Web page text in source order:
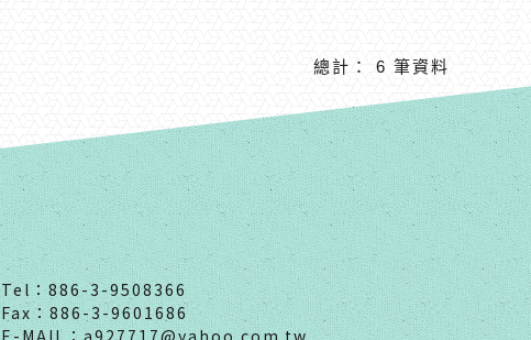
總計： 6 筆資料
Tel：886-3-9508366
Fax：886-3-9601686